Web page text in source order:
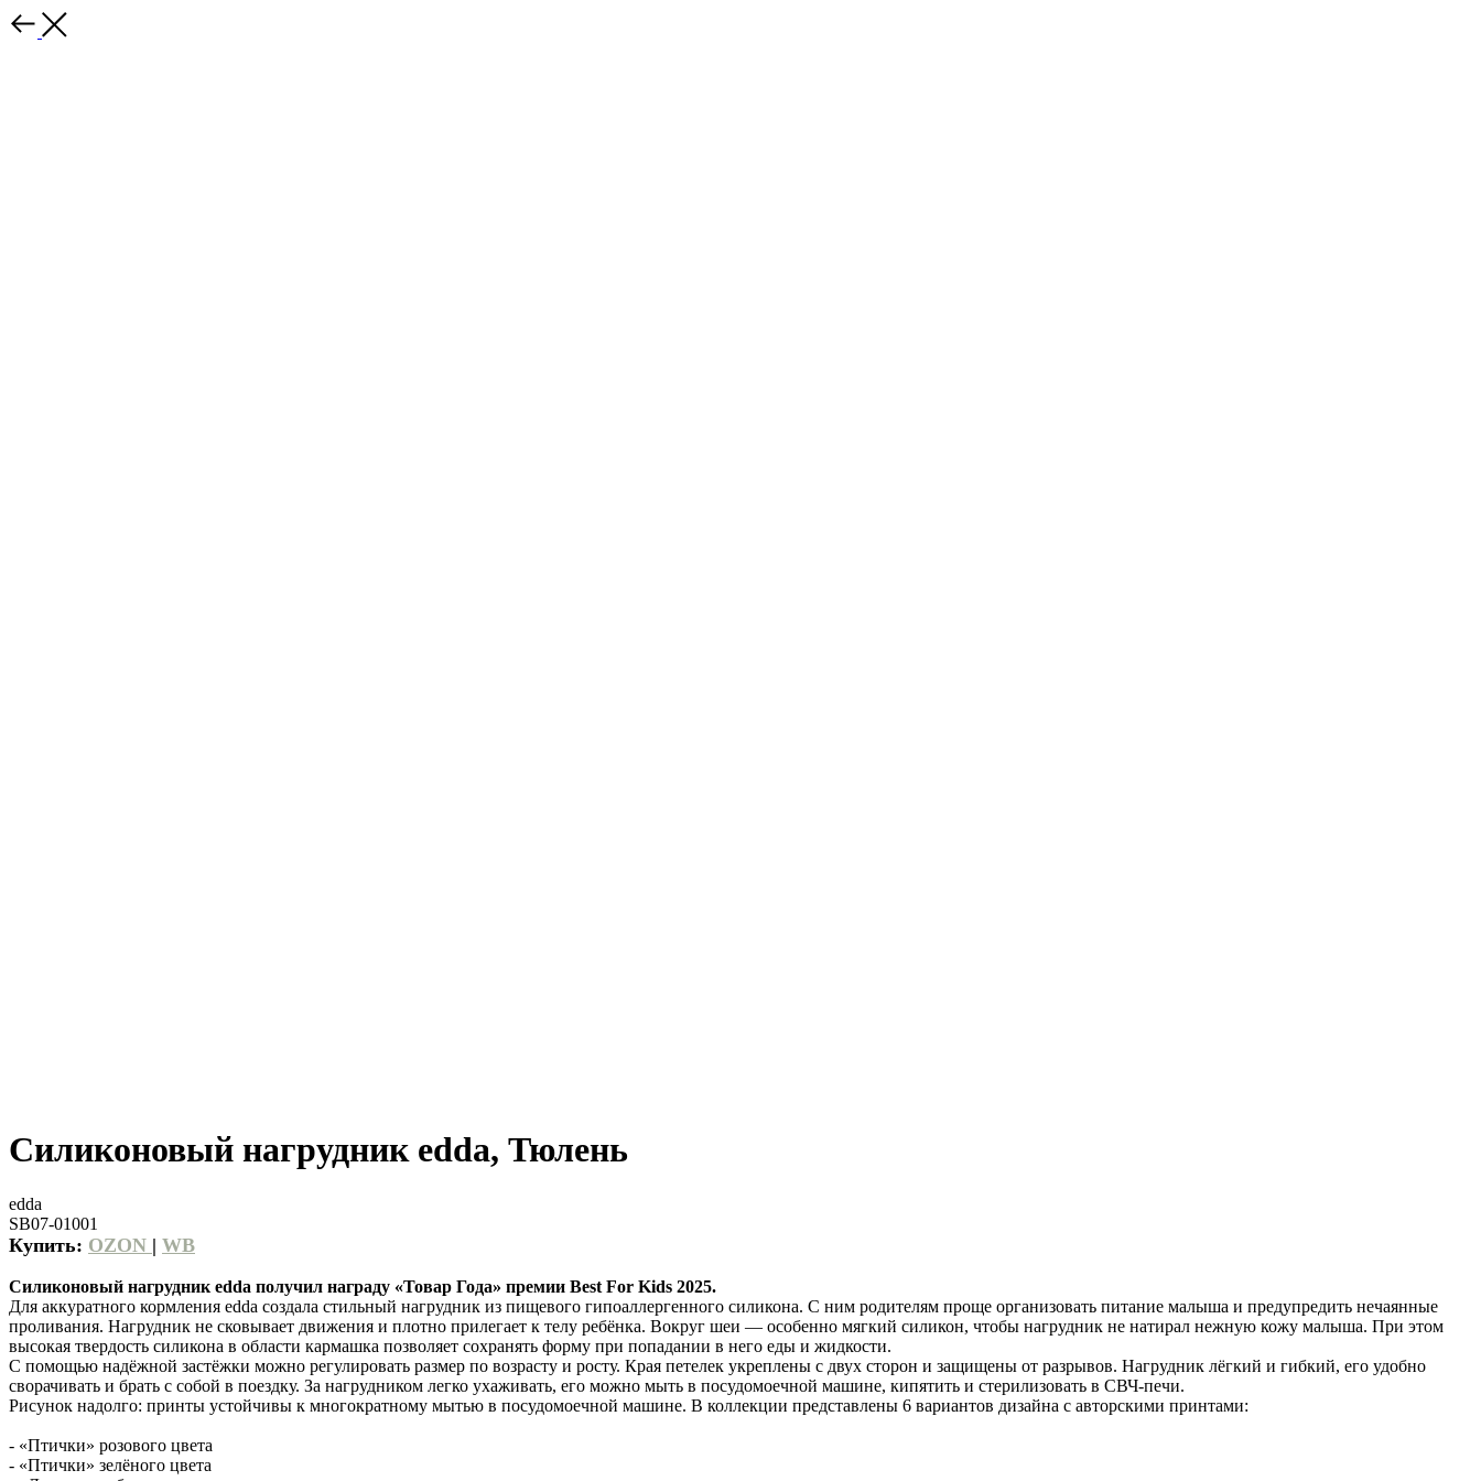
Силиконовый нагрудник edda, Тюлень
edda
SB07-01001
Купить: OZON | WB
Силиконовый нагрудник edda получил награду «Товар Года» премии Best For Kids 2025.
Для аккуратного кормления edda создала стильный нагрудник из пищевого гипоаллергенного силикона. С ним родителям проще организовать питание малыша и предупредить нечаянные
проливания. Нагрудник не сковывает движения и плотно прилегает к телу ребёнка. Вокруг шеи — особенно мягкий силикон, чтобы нагрудник не натирал нежную кожу малыша. При этом
высокая твердость силикона в области кармашка позволяет сохранять форму при попадании в него еды и жидкости.
С помощью надёжной застёжки можно регулировать размер по возрасту и росту. Края петелек укреплены с двух сторон и защищены от разрывов. Нагрудник лёгкий и гибкий, его удобно
сворачивать и брать с собой в поездку. За нагрудником легко ухаживать, его можно мыть в посудомоечной машине, кипятить и стерилизовать в СВЧ-печи.
Рисунок надолго: принты устойчивы к многократному мытью в посудомоечной машине. В коллекции представлены 6 вариантов дизайна с авторскими принтами:
- «Птички» розового цвета
- «Птички» зелёного цвета